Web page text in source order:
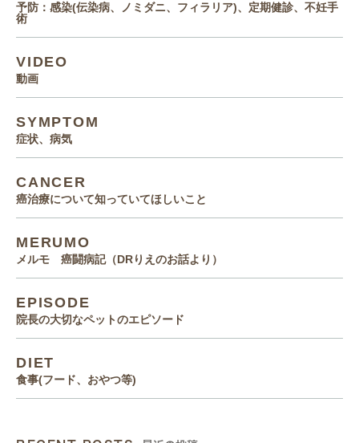
予防：感染(伝染病、ノミダニ、フィラリア)、定期健診、不妊手
術
VIDEO
動画
SYMPTOM
症状、病気
CANCER
癌治療について知っていてほしいこと
MERUMO
メルモ 癌闘病記（DRりえのお話より）
EPISODE
院長の大切なペットのエピソード
DIET
食事(フード、おやつ等)